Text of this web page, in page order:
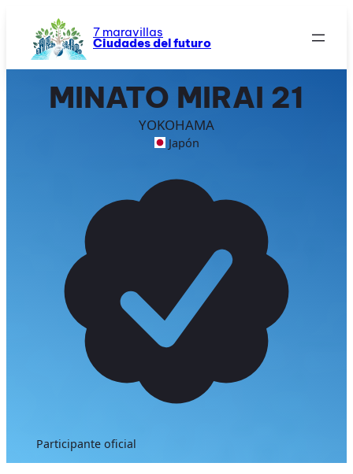
contenido
7 maravillas
Ciudades del futuro
MINATO MIRAI 21
YOKOHAMA
Japón
Participante oficial